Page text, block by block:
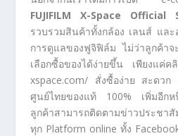
FUJIFILM X-Space Official
รวบรวมสินค้าทั้งกล้อง เลนส์ แล
การดูแลของฟูจิฟิล์ม ไม่ว่าลูกค้าจ
เลือกซื้อของได้ง่ายขึ้น เพียงแค่
xspace.com/ สั่งซื้อง่าย สะดวก
ศูนย์ไทยของแท้ 100% เพิ่มอีกห
ลูกค้าสามารถติดตามข่าวประชา
ทุก Platform online ทั้ง